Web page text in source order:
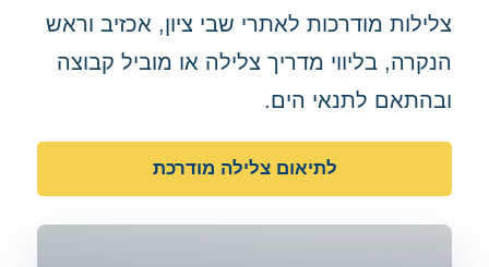
צלילות מודרכות לאתרי שבי ציון, אכזיב וראש
הנקרה, בליווי מדריך צלילה או מוביל קבוצה
ובהתאם לתנאי הים.
לתיאום צלילה מודרכת